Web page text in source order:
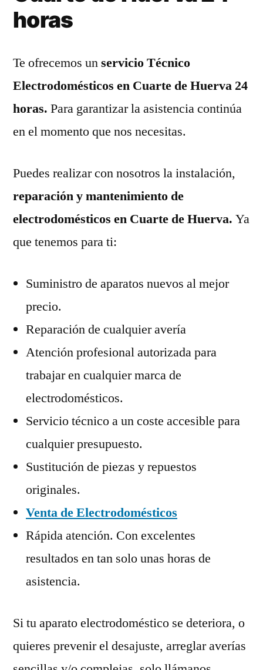
horas
Te ofrecemos unservicio Técnico
Electrodomésticos en Cuarte de Huerva 24
horas. Para garantizar la asistencia continúa
en el momento que nos necesitas.
Puedes realizar con nosotros la instalación,
reparación y mantenimiento de
electrodomésticos en Cuarte de Huerva. Ya
que tenemos para ti:
Suministro de aparatos nuevos al mejor
precio.
Reparación de cualquier avería
Atención profesional autorizada para
trabajar en cualquier marca de
electrodomésticos.
Servicio técnico a un coste accesible para
cualquier presupuesto.
Sustitución de piezas y repuestos
originales.
Venta de Electrodomésticos
Rápida atención. Con excelentes
resultados en tan solo unas horas de
asistencia.
Si tu aparato electrodoméstico se deteriora, o
quieres prevenir el desajuste, arreglar averías